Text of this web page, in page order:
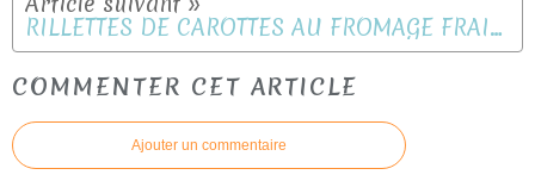
RILLETTES DE CAROTTES AU FROMAGE FRAIS WW
COMMENTER CET ARTICLE
Ajouter un commentaire